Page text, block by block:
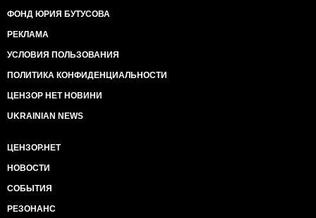
ФОНД ЮРИЯ БУТУСОВА
РЕКЛАМА
УСЛОВИЯ ПОЛЬЗОВАНИЯ
ПОЛИТИКА КОНФИДЕНЦИАЛЬНОСТИ
ЦЕНЗОР НЕТ НОВИНИ
UKRAINIAN NEWS
ЦЕНЗОР.НЕТ
НОВОСТИ
СОБЫТИЯ
РЕЗОНАНС